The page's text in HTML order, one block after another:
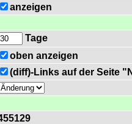
anzeigen
Tage
oben anzeigen
(diff)-Links auf der Seite